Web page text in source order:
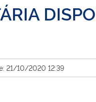
21/10/2020 12:39